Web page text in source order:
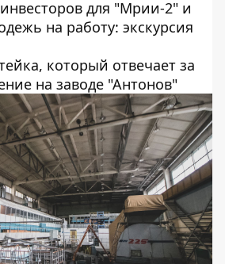
который отвечает за
на заводе "Антонов"